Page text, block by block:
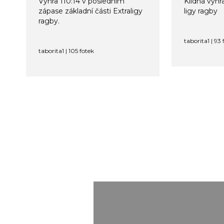
zápase základní části Extraligy
ragby.
taborita1 | 105 fotek
ligy ragby
taborita1 | 93